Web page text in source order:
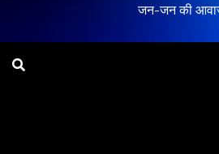
जन-जन की